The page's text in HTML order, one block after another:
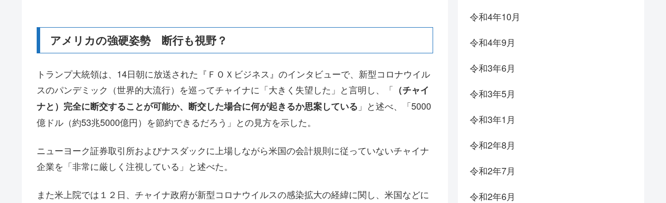
アメリカの強硬姿勢 断行も視野？
トランプ大統領は、14日朝に放送された『ＦＯＸビジネス』のインタビューで、新型コロナウイル
スのパンデミック（世界的大流行）を巡ってチャイナに「大きく失望した」と言明し、「 （チャイ
ナと）完全に断交することが可能か、断交した場合に何が起きるか思案している 」と述べ、「5000
億ドル（約53兆5000億円）を節約できるだろう」との見方を示した。
ニューヨーク証券取引所およびナスダックに上場しながら米国の会計規則に従っていないチャイナ
企業を「非常に厳しく注視している」と述べた。
また米上院では１２日、チャイナ政府が新型コロナウイルスの感染拡大の経緯に関し、米国などに
令和4年10月
令和4年9月
令和3年6月
令和3年5月
令和3年1月
令和2年8月
令和2年7月
令和2年6月